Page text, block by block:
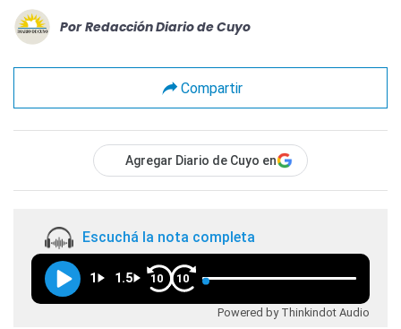
Por Redacción Diario de Cuyo
Compartir
Agregar Diario de Cuyo en
Escuchá la nota completa
1 1.5 10 10
Powered by Thinkindot Audio